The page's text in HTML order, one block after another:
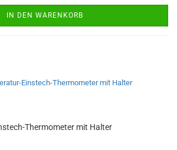
IN DEN WARENKORB
Thermometer mit Halter